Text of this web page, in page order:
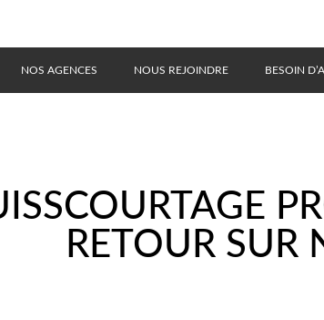
NOS AGENCES NOUS REJOINDRE BESOIN
RETOUR SUR